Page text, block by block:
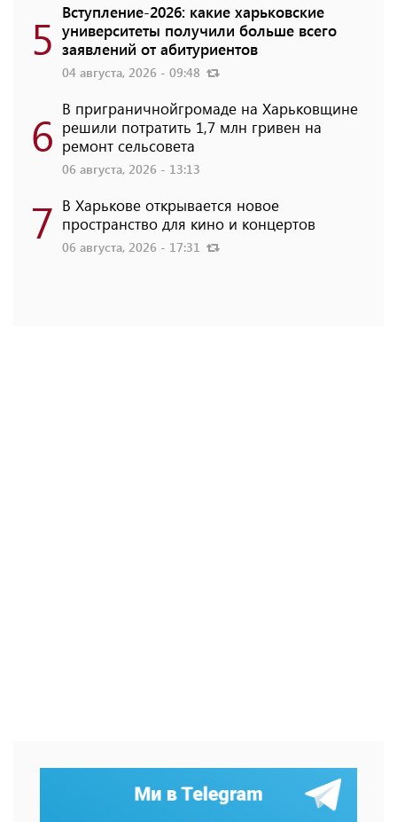
5 Вступление-2026: какие харьковские
университеты получили больше всего
заявлений от абитуриентов
04 августа, 2026 - 09:48
6 В приграничнойгромаде на Харьковщине
решили потратить 1,7 млн ​​гривен на
ремонт сельсовета
06 августа, 2026 - 13:13
7 В Харькове открывается новое
пространство для кино и концертов
06 августа, 2026 - 17:31